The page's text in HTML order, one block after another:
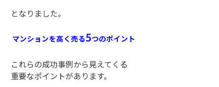
となりました。
マンションを高く売る5つのポイント
これらの成功事例から見えてくる
重要なポイントがあります。